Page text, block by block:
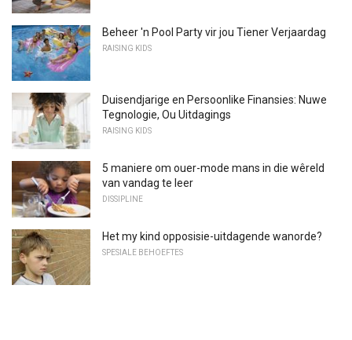
Beheer 'n Pool Party vir jou Tiener Verjaardag
RAISING KIDS
Duisendjarige en Persoonlike Finansies: Nuwe
Tegnologie, Ou Uitdagings
RAISING KIDS
5 maniere om ouer-mode mans in die wêreld
van vandag te leer
DISSIPLINE
Het my kind opposisie-uitdagende wanorde?
SPESIALE BEHOEFTES